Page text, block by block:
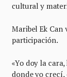
cultural y
Maribel Ek Can
participación.
«Yo doy la
donde yo